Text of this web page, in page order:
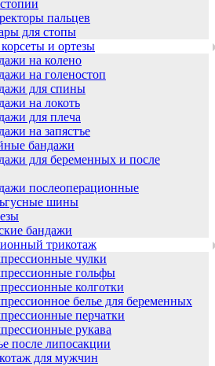
пальцев
для стопы
и ортезы
на колено
на голеностоп
для спины
на локоть
для плеча
на запястъе
бандажи
для беременных и после
послеоперационные
шины
бандажи
трикотаж
чулки
гольфы
колготки
белье для беременных
перчатки
рукава
после липосакции
для мужчин